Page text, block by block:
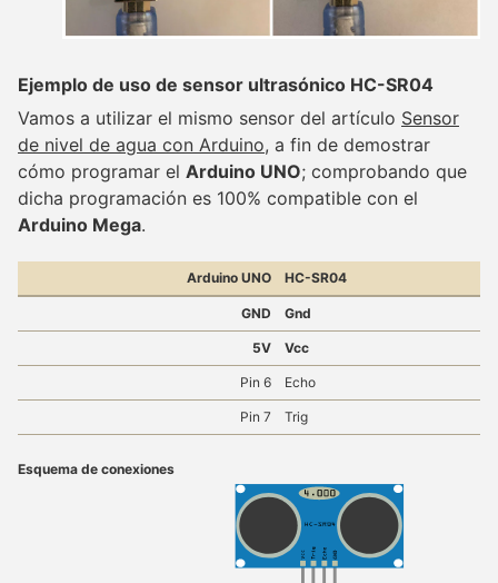
Ejemplo de uso de sensor ultrasónico HC-SR04
Vamos a utilizar el mismo sensor del artículo Sensor
de nivel de agua con Arduino, a fin de demostrar
cómo programar el Arduino UNO; comprobando que
dicha programación es 100% compatible con el
Arduino Mega.
Arduino UNO HC-SR04
GND Gnd
5V Vcc
Pin 6 Echo
Pin 7 Trig
Esquema de conexiones